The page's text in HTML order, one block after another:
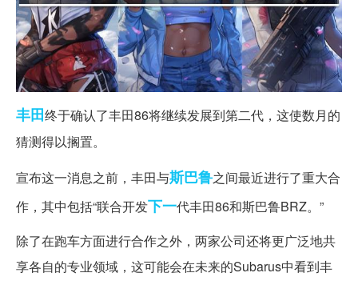
丰田终于确认了丰田86将继续发展到第二代，这使数月的
猜测得以搁置。
宣布这一消息之前，丰田与斯巴鲁之间最近进行了重大合
作，其中包括“联合开发下一代丰田86和斯巴鲁BRZ。”
除了在跑车方面进行合作之外，两家公司还将更广泛地共
享各自的专业领域，这可能会在未来的Subarus中看到丰